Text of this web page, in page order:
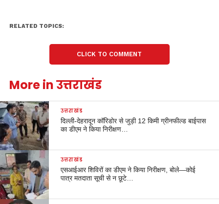
RELATED TOPICS:
CLICK TO COMMENT
More in उत्तराखंड
उत्तराखंड
दिल्ली-देहरादून कॉरिडोर से जुड़ी 12 किमी ग्रीनफील्ड बाईपास
का डीएम ने किया निरीक्षण…
उत्तराखंड
एसआईआर शिविरों का डीएम ने किया निरीक्षण, बोले—कोई
पात्र मतदाता सूची से न छूटे…